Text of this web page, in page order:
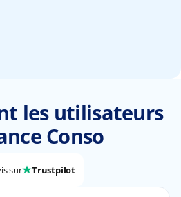
les utilisateurs
Conso
sur Trustpilot